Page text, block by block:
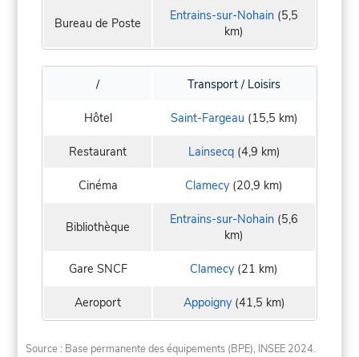
Bureau de Poste Entrains-sur-Nohain (5,5
km)
/ Transport / Loisirs
Hôtel Saint-Fargeau (15,5 km)
Restaurant Lainsecq(4,9 km)
Cinéma Clamecy (20,9 km)
Bibliothèque Entrains-sur-Nohain (5,6
km)
Gare SNCF Clamecy (21 km)
Aeroport Appoigny(41,5 km)
Source : Base permanente des équipements (BPE), INSEE 2024.